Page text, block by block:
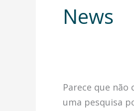
News
Parece que
uma pesquisa